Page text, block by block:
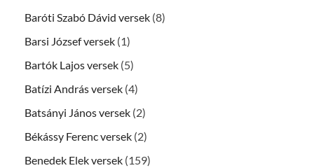
Baróti Szabó Dávid versek (8)
Barsi József versek (1)
Bartók Lajos versek (5)
Batízi András versek (4)
Batsányi János versek (2)
Békássy Ferenc versek (2)
Benedek Elek versek (159)